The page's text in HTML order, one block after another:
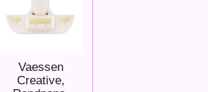
Vaessen
Creative,